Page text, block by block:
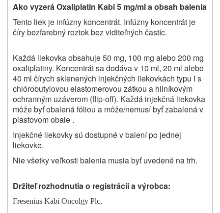
Ako vyzerá Oxaliplatin Kabi 5 mg/ml a obsah balenia
Tento liek je infúzny koncentrát. Infúzny koncentrát je
číry bezfarebný roztok bez viditeľných častíc.
Každá liekovka obsahuje 50 mg, 100 mg alebo 200 mg
oxaliplatiny. Koncentrát sa dodáva v 10 ml, 20 ml alebo
40 ml čírych sklenených injekčných liekovkách typu I s
chlórobutylovou elastomerovou zátkou a hliníkovým
ochranným uzáverom (flip-off). Každá injekčná liekovka
môže byť obalená fóliou a môže/nemusí byť zabalená v
plastovom obale .
Injekčné liekovky sú dostupné v balení po jednej
liekovke.
Nie všetky veľkosti balenia musia byť uvedené na trh.
Držiteľ rozhodnutia o registrácii a výrobca:
Fresenius Kabi Oncolgy Plc,